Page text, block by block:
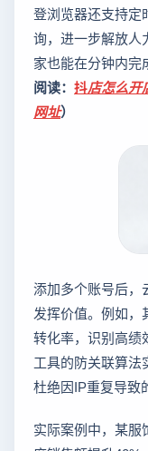
登浏览器还支持定
询，进一步解放人
家也能在分钟内完
阅读： 抖店怎么开
网址）
添加多个账号后，
发挥价值。例如，
转化率，识别高绩
工具的防关联算法
杜绝因IP重复导致
实际案例中，某服